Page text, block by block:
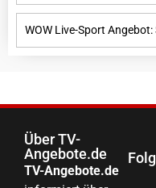
WOW Live-Sport
Über TV-
Angebote.de
TV-Angebote.de